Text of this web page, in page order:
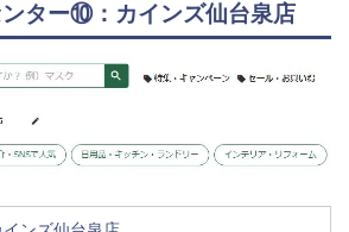
ター⑩：カインズ仙台泉店